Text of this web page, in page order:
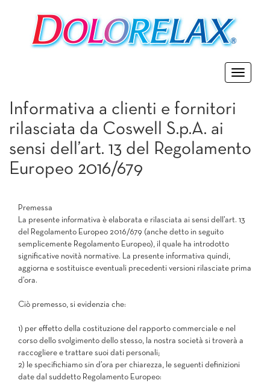
Toggle
Informativa a clienti e fornitori
rilasciata da Coswell S.p.A. ai
sensi dell’art. 13 del Regolamento
Europeo 2016/679
Premessa
La presente informativa è elaborata e rilasciata ai sensi dell’art. 13
del Regolamento Europeo 2016/679 (anche detto in seguito
semplicemente Regolamento Europeo), il quale ha introdotto
significative novità normative. La presente informativa quindi,
aggiorna e sostituisce eventuali precedenti versioni rilasciate prima
d’ora.
Ciò premesso, si evidenzia che:
1) per effetto della costituzione del rapporto commerciale e nel
corso dello svolgimento dello stesso, la nostra società si troverà a
raccogliere e trattare suoi dati personali;
2) le specifichiamo sin d’ora per chiarezza, le seguenti definizioni
date dal suddetto Regolamento Europeo: